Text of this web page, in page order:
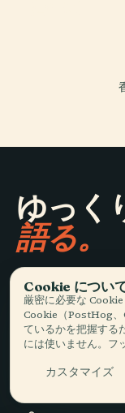
ゆっく
語る。
Cookie につい
厳密に必要な
Cookie（PostHog
ているかを把握する
には使いません。フ
カスタマイズ